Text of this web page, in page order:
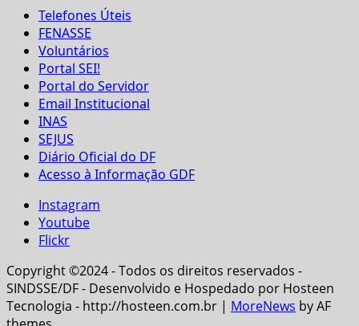
Telefones Úteis
FENASSE
Voluntários
Portal SEI!
Portal do Servidor
Email Institucional
INAS
SEJUS
Diário Oficial do DF
Acesso à Informação GDF
Instagram
Youtube
Flickr
Copyright ©2024 - Todos os direitos reservados -
SINDSSE/DF - Desenvolvido e Hospedado por Hosteen
Tecnologia - http://hosteen.com.br | MoreNews by AF